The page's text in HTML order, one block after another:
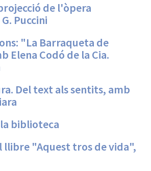
de l'òpera
Puccini
"La Barraqueta de
Elena Codó de la Cia.
Del text als sentits, amb
biblioteca
llibre "Aquest tros de vida",